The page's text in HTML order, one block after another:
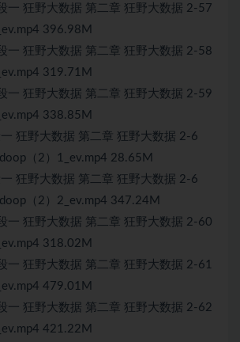
一 狂野大数据 第二章 狂野大数据 2-57
396.98M
一 狂野大数据 第二章 狂野大数据 2-58
319.71M
一 狂野大数据 第二章 狂野大数据 2-59
338.85M
狂野大数据 第二章 狂野大数据 2-6
（2）1_ev.mp4 28.65M
狂野大数据 第二章 狂野大数据 2-6
（2）2_ev.mp4 347.24M
一 狂野大数据 第二章 狂野大数据 2-60
318.02M
一 狂野大数据 第二章 狂野大数据 2-61
479.01M
一 狂野大数据 第二章 狂野大数据 2-62
421.22M